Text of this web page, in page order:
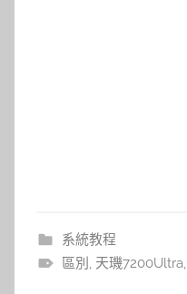
系統教程
區別 , 天璣7200Ultra,